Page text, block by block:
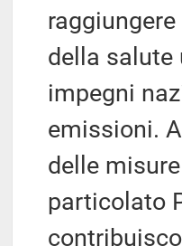
della salute
impegni
emissioni.
delle
particolato